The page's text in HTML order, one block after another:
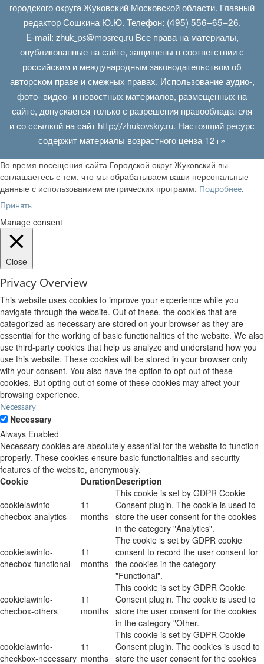
городского округа Жуковский Московской области. Главный
редактор Сошкина Ю.Ю. Телефон: (495) 556–65–26.
E‑mail: zhuk_ps@mosreg.ruВсе права на материалы,
опубликованные на сайте, защищены в соответствии с
российским и международным законодательством об
авторском праве и смежных правах. Использование аудио-,
фото- видео- и новостных материалов, размещенных на
сайте, допускается только с разрешения правообладателя
и со ссылкой на сайт http://zhukovskiy.ru. Настоящий ресурс
содержит материалы возрастного ценза 12+»
Во время посещения сайта Городской округ Жуковский вы
соглашаетесь с тем, что мы обрабатываем ваши персональные
данные с использованием метрических программ. Подробнее.
Принять
Manage consent
Close
Privacy Overview
This website uses cookies to improve your experience while you
navigate through the website. Out of these, the cookies that are
categorized as necessary are stored on your browser as they are
essential for the working of basic functionalities of the website. We also
use third-party cookies that help us analyze and understand how you
use this website. These cookies will be stored in your browser only
with your consent. You also have the option to opt-out of these
cookies. But opting out of some of these cookies may affect your
browsing experience.
Necessary
Necessary
Always Enabled
Necessary cookies are absolutely essential for the website to function
properly. These cookies ensure basic functionalities and security
features of the website, anonymously.
Cookie
DurationDescription
cookielawinfo-
checbox-analytics
11
months
This cookie is set by GDPR Cookie
Consent plugin. The cookie is used to
store the user consent for the cookies
in the category "Analytics".
cookielawinfo-
checbox-functional
11
months
The cookie is set by GDPR cookie
consent to record the user consent for
the cookies in the category
"Functional".
cookielawinfo-
checbox-others
11
months
This cookie is set by GDPR Cookie
Consent plugin. The cookie is used to
store the user consent for the cookies
in the category "Other.
cookielawinfo-
checkbox-necessary
11
months
This cookie is set by GDPR Cookie
Consent plugin. The cookies is used to
store the user consent for the cookies